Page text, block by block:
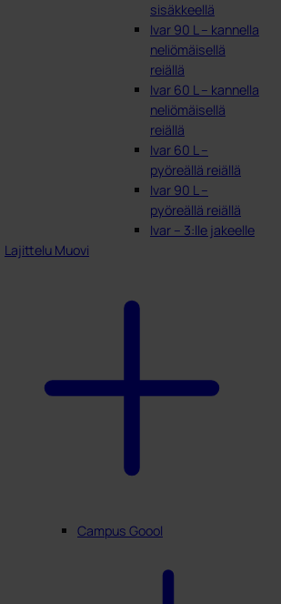
sisäkkeellä
Ivar 90 L – kannella
neliömäisellä
reiällä
Ivar 60 L – kannella
neliömäisellä
reiällä
Ivar 60 L –
pyöreällä reiällä
Ivar 90 L –
pyöreällä reiällä
Ivar – 3:lle jakeelle
Lajittelu Muovi
Campus Goool